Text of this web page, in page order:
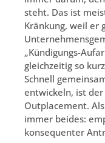
steht. Das ist
Kränkung, weil er
„Kündigungs-
gleichzeitig so
Schnell
entwickeln, ist der
Outplacement.
immer beides:
konsequenter